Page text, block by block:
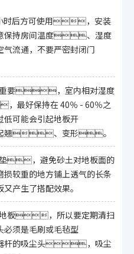
时后方可使用，安装
保持房间温度、湿度
流通，不要严密封闭门
重要，室内相对湿度
最好保持在 40％ - 60％之
可能会引起地板开
、变形。
，避免砂土对地板面的
较重的地方铺上透气的长条
产生了搭配效果。
地板，所以要定期清扫
须是毛刷或毛毡型
杆的吸尘头，吸尘